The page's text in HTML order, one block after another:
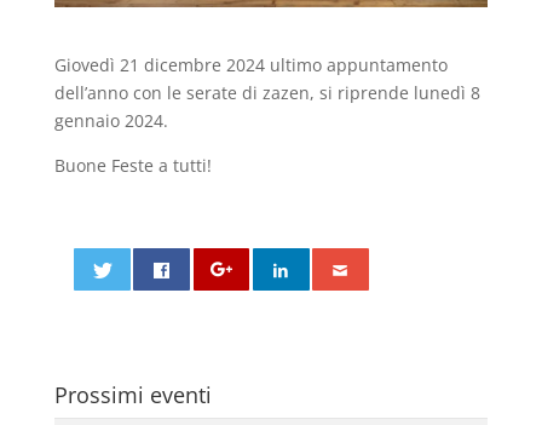
Giovedì 21 dicembre 2024 ultimo appuntamento
dell’anno con le serate di zazen, si riprende lunedì 8
gennaio 2024.
Buone Feste a tutti!
Prossimi eventi